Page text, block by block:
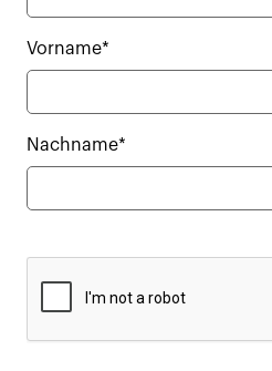
Vorname*
Nachname*